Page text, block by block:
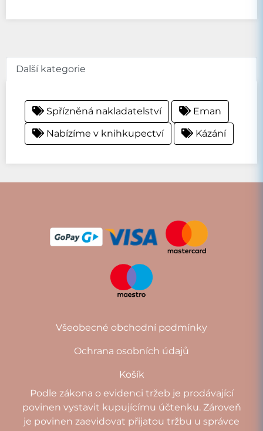
Další kategorie
Spřízněná nakladatelství
Eman
Nabízíme v knihkupectví
Kázání
Všeobecné obchodní podmínky
Ochrana osobních údajů
Košík
Podle zákona o evidenci tržeb je prodávající
povinen vystavit kupujícímu účtenku. Zároveň
je povinen zaevidovat přijatou tržbu u správce